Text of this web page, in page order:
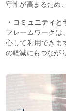
守性が高まるため
・コミュニティ
フレームワークは
心して利用できま
の軽減にもつなが